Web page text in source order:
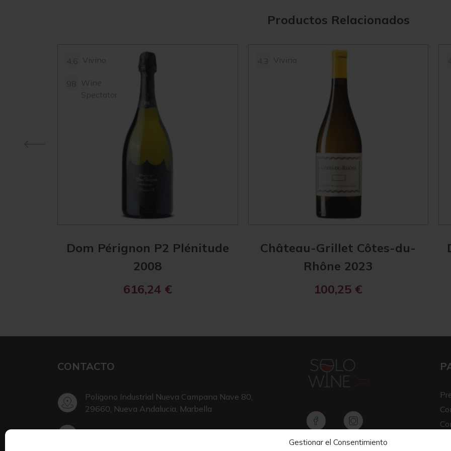
Gestionar el Consentimiento
Productos Relacionados
Vivino
Wine
Spectator
Dom Pérignon P2 Plénitude
2008
616,24 €
Vivino
Château-Grillet Côtes-du-
Rhône 2023
100,25 €
CONTACTO
Poligono Industrial Nueva Campana Nave 80,
29660, Nueva Andalucia, Marbella